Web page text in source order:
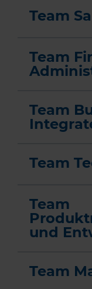
Team
Team
Team
Team
Team
und
Team